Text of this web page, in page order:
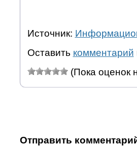
Источник:
Оставить комментарий
(Пока оценок
Отправить